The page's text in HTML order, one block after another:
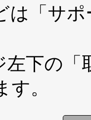
は 「サ
下の
。